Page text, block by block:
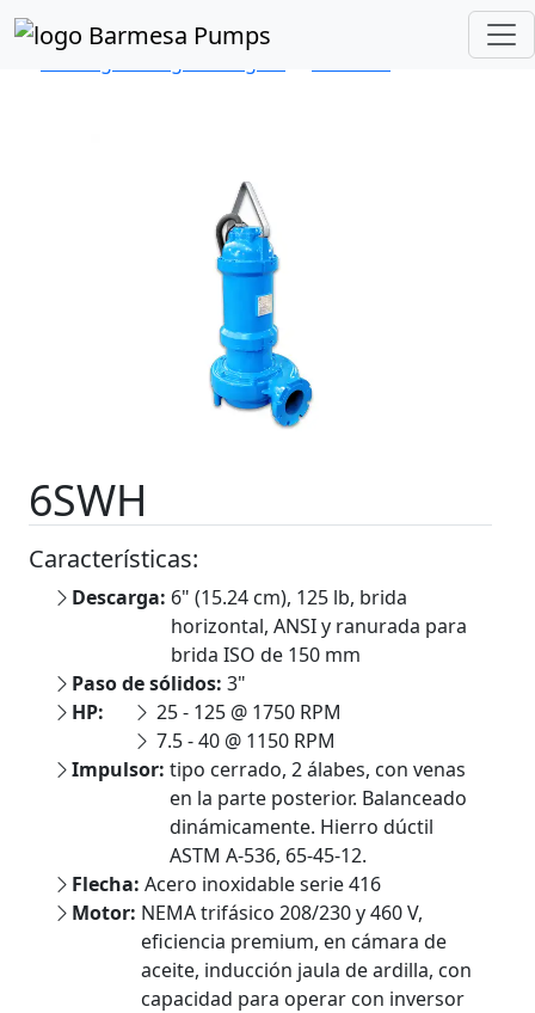
Inicio
Catálogo de Productos
6SWH
6SWH
Características:
Descarga: 6" (15.24 cm), 125 lb, brida
horizontal, ANSI y ranurada para
brida ISO de 150 mm
Paso de sólidos: 3"
HP:
25 - 125 @ 1750 RPM
7.5 - 40 @ 1150 RPM
Impulsor: tipo cerrado, 2 álabes, con venas
en la parte posterior. Balanceado
dinámicamente. Hierro dúctil
ASTM A-536, 65-45-12.
Flecha: Acero inoxidable serie 416
Motor: NEMA trifásico 208/230 y 460 V,
eficiencia premium, en cámara de
aceite, inducción jaula de ardilla, con
capacidad para operar con inversor